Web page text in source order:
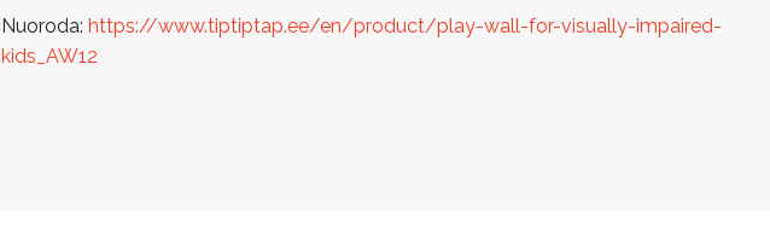
Nuoroda: https://www.tiptiptap.ee/en/product/play-wall-for-visually-impaired-
kids_AW12